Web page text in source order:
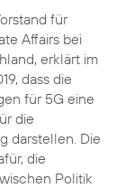
für
Affairs bei
erklärt im
dass die
für 5G eine
die
darstellen. Die
die
Politik